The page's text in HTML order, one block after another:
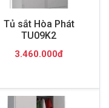
Tủ sắt Hòa Phát
TU09K2
3.460.000đ